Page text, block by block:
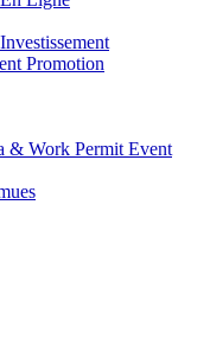
Promotion
Work Permit Event